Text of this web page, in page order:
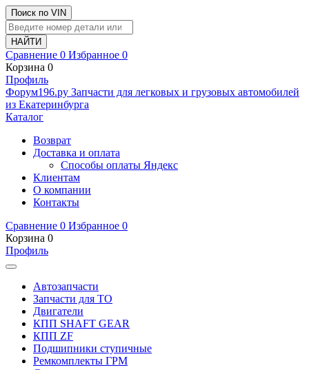
Поиск по VIN
Сравнение 0 Избранное 0
Корзина 0
Профиль
Фoрум196.ру Запчасти для легковых и грузовых автомобилей
из Екатеринбурга
Каталог
Возврат
Доставка и оплата
Способы оплаты Яндекс
Клиентам
О компании
Контакты
Сравнение 0 Избранное 0
Корзина 0
Профиль
Автозапчасти
Запчасти для ТО
Двигатели
КПП SHAFT GEAR
КПП ZF
Подшипники ступичные
Ремкомплекты ГРМ